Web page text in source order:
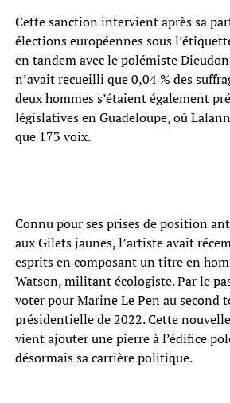
Cette sanction intervient après sa
élections européennes sous
en tandem avec le polémiste
n’avait recueilli que 0,04 % des
deux hommes s’étaient également
législatives en Guadeloupe, où
que 173 voix.
Connu pour ses prises de position
aux Gilets jaunes, l’artiste avait
esprits en composant un titre en
Watson, militant écologiste. Par le
voter pour Marine Le Pen au second
présidentielle de 2022. Cette
vient ajouter une pierre à l’édifice
désormais sa carrière politique.